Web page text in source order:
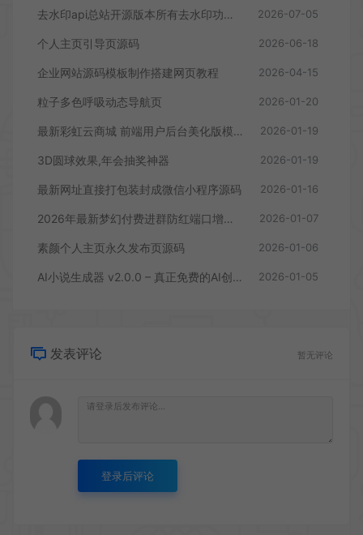
去水印api总站开源版本所有去水印功能在本地实现 2026-07-05
个人主页引导页源码 2026-06-18
企业网站源码模板制作搭建网页教程 2026-04-15
粒子多色呼吸动态导航页 2026-01-20
最新彩虹云商城 前端用户后台美化版模版源码 2026-01-19
3D圆球效果,年会抽奖神器 2026-01-19
最新网址直接打包装封成微信小程序源码 2026-01-16
2026年最新梦幻付费进群防红端口增加过白功能 2026-01-07
素颜个人主页永久发布页源码 2026-01-06
AI小说生成器 v2.0.0 – 真正免费的AI创作工具 2026-01-05
发表评论 暂无评论
登录后评论